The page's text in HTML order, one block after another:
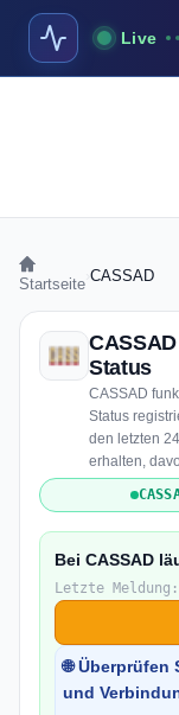
Live
Startseite CASSAD
Status
CASSAD
Status
den letzten
erhalten,
Bei CASSAD
Letzte
🌐
und